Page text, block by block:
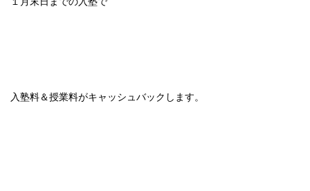
入塾料＆授業料がキャッシュバックします。